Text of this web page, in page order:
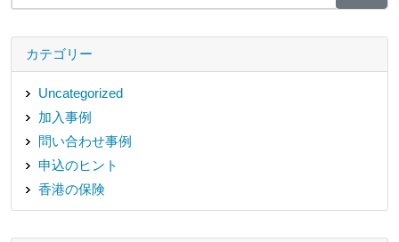
カテゴリー
Uncategorized
加入事例
問い合わせ事例
申込のヒント
香港の保険